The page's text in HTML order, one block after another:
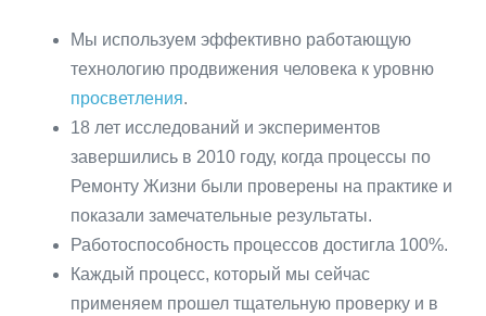
Мы используем эффективно работающую
технологию продвижения человека к уровню
просветления.
18 лет исследований и экспериментов
завершились в 2010 году, когда процессы по
Ремонту Жизни были проверены на практике и
показали замечательные результаты.
Работоспособность процессов достигла 100%.
Каждый процесс, который мы сейчас
применяем прошел тщательную проверку и в